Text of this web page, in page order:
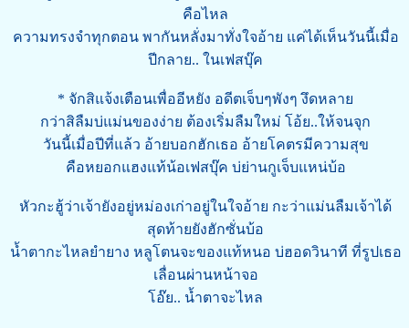
คือไหล
ความทรงจำทุกตอน พากันหลั่งมาทั่งใจอ้าย แค่ได้เห็นวันนี้เมื่อ
ปีกลาย.. ในเฟสบุ๊ค
* จักสิแจ้งเตือนเพื่ออีหยัง อดีตเจ็บๆพังๆ งึดหลาย
กว่าสิลืมบ่แม่นของง่าย ต้องเริ่มลืมใหม่ โอ้ย..ให้จนจุก
วันนี้เมื่อปีที่แล้ว อ้ายบอกฮักเธอ อ้ายโคตรมีความสุข
คือหยอกแฮงแท้น้อเฟสบุ๊ค บ่ย่านกูเจ็บแหน่บ้อ
หัวกะฮู้ว่าเจ้ายังอยู่หม่องเก่าอยู่ในใจอ้าย กะว่าแม่นลืมเจ้าได้
สุดท้ายยังฮักซั่นบ้อ
น้ำตากะไหลยำยาง หลูโตนจะของแท้หนอ บ่ฮอดวินาที ที่รูปเธอ
เลื่อนผ่านหน้าจอ
โอ๊ย.. น้ำตาจะไหล